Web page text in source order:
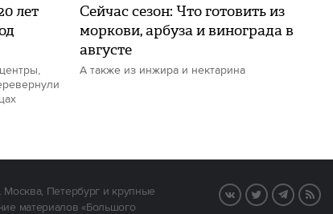
лет
Сейчас сезон: Что готовить из
моркови, арбуза и винограда в
августе
А также из инжира и нектарина
Петербург и крупные
материалов «Большого
VK TwitterTelegram
RSS